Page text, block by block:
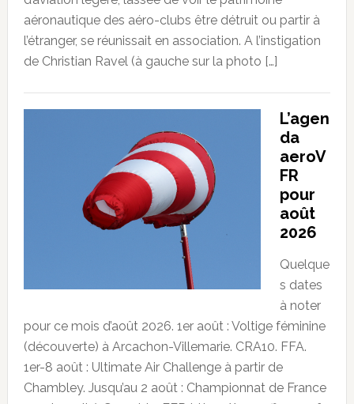
aéronautique des aéro-clubs être détruit ou partir à
l’étranger, se réunissait en association. A l’instigation
de Christian Ravel (à gauche sur la photo […]
L’agen
da
aeroV
FR
pour
août
2026
Quelque
s dates
à noter
pour ce mois d’août 2026. 1er août : Voltige féminine
(découverte) à Arcachon-Villemarie. CRA10. FFA.
1er-8 août : Ultimate Air Challenge à partir de
Chambley. Jusqu’au 2 août : Championnat de France